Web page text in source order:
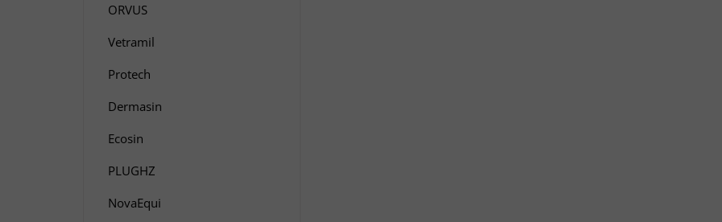
ORVUS
Vetramil
Protech
Dermasin
Ecosin
PLUGHZ
NovaEqui